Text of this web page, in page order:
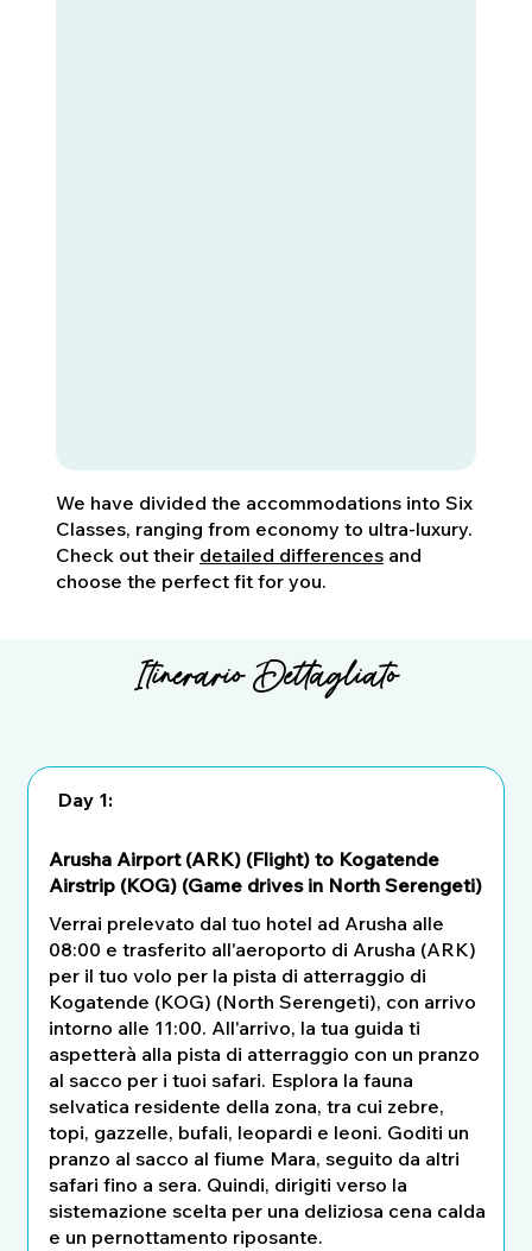
We have divided the accommodations into Six
Classes, ranging from economy to ultra-luxury.
Check out their detailed differencesand
choose the perfect fit for you.
Itinerario Dettagliato
Day 1:
Arusha Airport (ARK) (Flight) to Kogatende
Airstrip (KOG) (Game drives in North Serengeti)
Verrai prelevato dal tuo hotel ad Arusha alle
08:00 e trasferito all'aeroporto di Arusha (ARK)
per il tuo volo per la pista di atterraggio di
Kogatende (KOG) (North Serengeti), con arrivo
intorno alle 11:00. All'arrivo, la tua guida ti
aspetterà alla pista di atterraggio con un pranzo
al sacco per i tuoi safari. Esplora la fauna
selvatica residente della zona, tra cui zebre,
topi, gazzelle, bufali, leopardi e leoni. Goditi un
pranzo al sacco al fiume Mara, seguito da altri
safari fino a sera. Quindi, dirigiti verso la
sistemazione scelta per una deliziosa cena calda
e un pernottamento riposante.